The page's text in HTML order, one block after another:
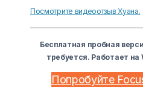
Посмотрите видеоотзыв Хуана.
Бесплатная пробная
требуется. Работает на
Попробуйте